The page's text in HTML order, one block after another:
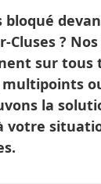
bloqué
Cluses ?
sur tous
multipoints
la
votre